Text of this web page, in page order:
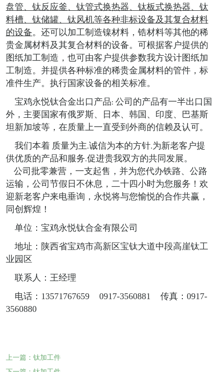
盘管、钛反应釜、钛管式换热器、钛板式换热器、钛
料槽、钛储罐、钛风机等各种非标设备及其复合材料
的设备。还可以加工制造镍材料，锆材料等其他的稀
贵金属材料及其复合材料的设备。可根据客户提供的
图纸加工制造，也可由客户提供参数我方设计图纸加
工制造。并提供各种标准的稀贵金属材料的管件，标
准件生产。执行国家设备的相关标准。
宝鸡永悦钛合金出口产品: 公司的产品有一半出口国
外，主要国家有俄罗斯、日本、韩国、印度、巴基斯
坦新加坡等，在质量上一直受到外商的信赖及认可。
我们本着 质量为主.诚信为本的方针.为新老客户提
供优质的产品和服务.促进贵我双方的共同发展。
公司批零兼营，一支起售，并为您代办铁路、公路
运输，公司节假日不休息，二十四小时为您服务！欢
迎新老客户来电垂询，永悦将与您愉悦的合作共赢，
同创辉煌！
单位：宝鸡永悦钛合金有限公司
地址：陕西省宝鸡市高新区宝钛大道中段高崖钛工
业园区
联系人：王经理
电话：13571767659 0917-3560881 传真：0917-
3560880
上一篇：钛加工件